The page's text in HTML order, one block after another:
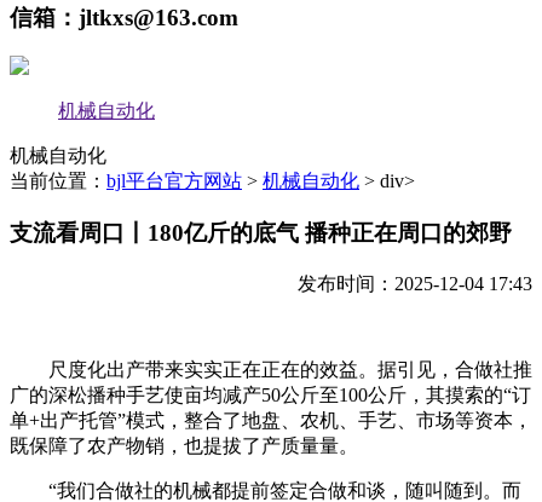
信箱：jltkxs@163.com
机械自动化
机械自动化
当前位置： bjl平台官方网站 > 机械自动化 > div>
支流看周口丨180亿斤的底气 播种正在周口的郊野
发布时间：2025-12-04 17:43
尺度化出产带来实实正在正在的效益。据引见，合做社推
广的深松播种手艺使亩均减产50公斤至100公斤，其摸索的“订
单+出产托管”模式，整合了地盘、农机、手艺、市场等资本，
既保障了农产物销，也提拔了产质量量。
“我们合做社的机械都提前签定合做和谈，随叫随到。而